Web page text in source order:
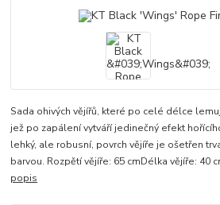
Sada ohivých vějířů, které po celé délce
jež po zapálení vytváří jedinečný efekt
lehký, ale robusní, povrch vějíře je ošetřen
barvou. Rozpětí vějíře: 65 cmDélka vějíře: 40
popis